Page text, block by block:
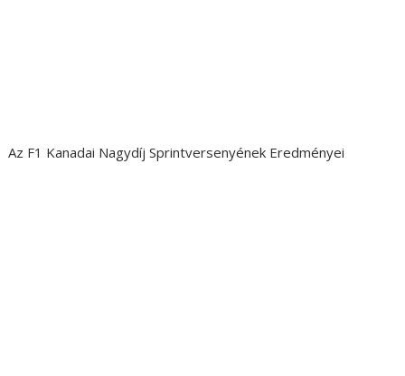
Az F1 Kanadai Nagydíj Sprintversenyének Eredményei